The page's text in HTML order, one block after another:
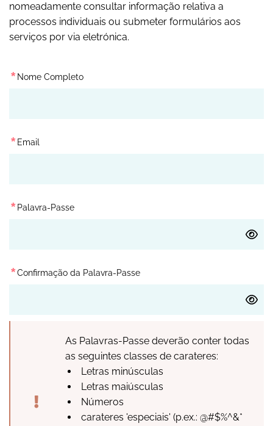
nomeadamente consultar informação relativa a
processos individuais ou submeter formulários aos
serviços por via eletrónica.
* Nome Completo
* Email
* Palavra-Passe
*Confirmação da Palavra-Passe
As Palavras-Passe deverão conter todas
as seguintes classes de carateres:
Letras minúsculas
Letras maiúsculas
Números
carateres 'especiais' (p.ex.: @#$%^&*